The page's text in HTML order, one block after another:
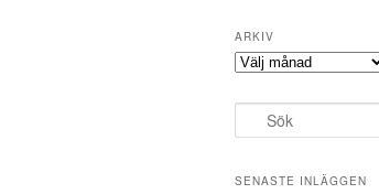
ARKIV
Arkiv
ö
SENASTE INLÄGGEN